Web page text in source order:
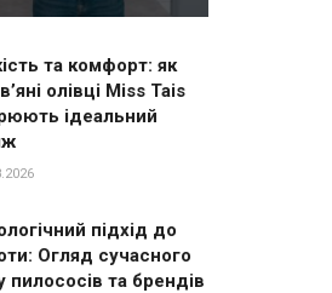
та комфорт: як
олівці Miss Tais
ідеальний
підхід до
Огляд сучасного
пилососів та брендів